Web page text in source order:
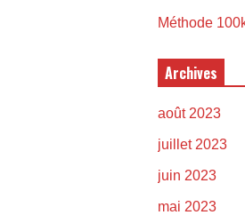
Méthode
Archives
août 2023
juillet 2023
juin 2023
mai 2023